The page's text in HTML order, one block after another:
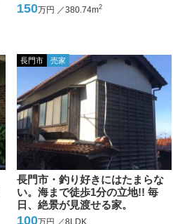
150万円 ／380.74m2
長門市・釣り好きにはたまらな
い。海まで徒歩1分の立地!! 毎
日、絶景が見渡せる家。
長門市 売家
100万円 ／8LDK